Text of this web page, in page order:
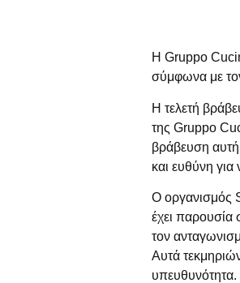
H Gruppo
σύμφωνα με
Η τελετή
της Gruppo
βράβευση αυτή
και ευθύνη
Ο οργανισμός
έχει παρουσία
τον
Αυτά
υπευθυνότητα.